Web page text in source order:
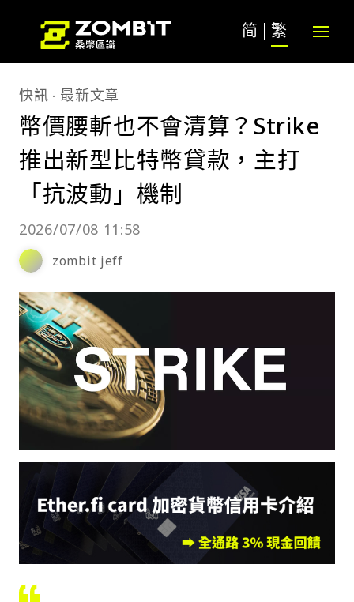
简 繁
快訊 最新文章
幣價腰斬也不會清算？Strike
推出新型比特幣貸款，主打
「抗波動」機制
2026/07/08 11:58
zombit jeff